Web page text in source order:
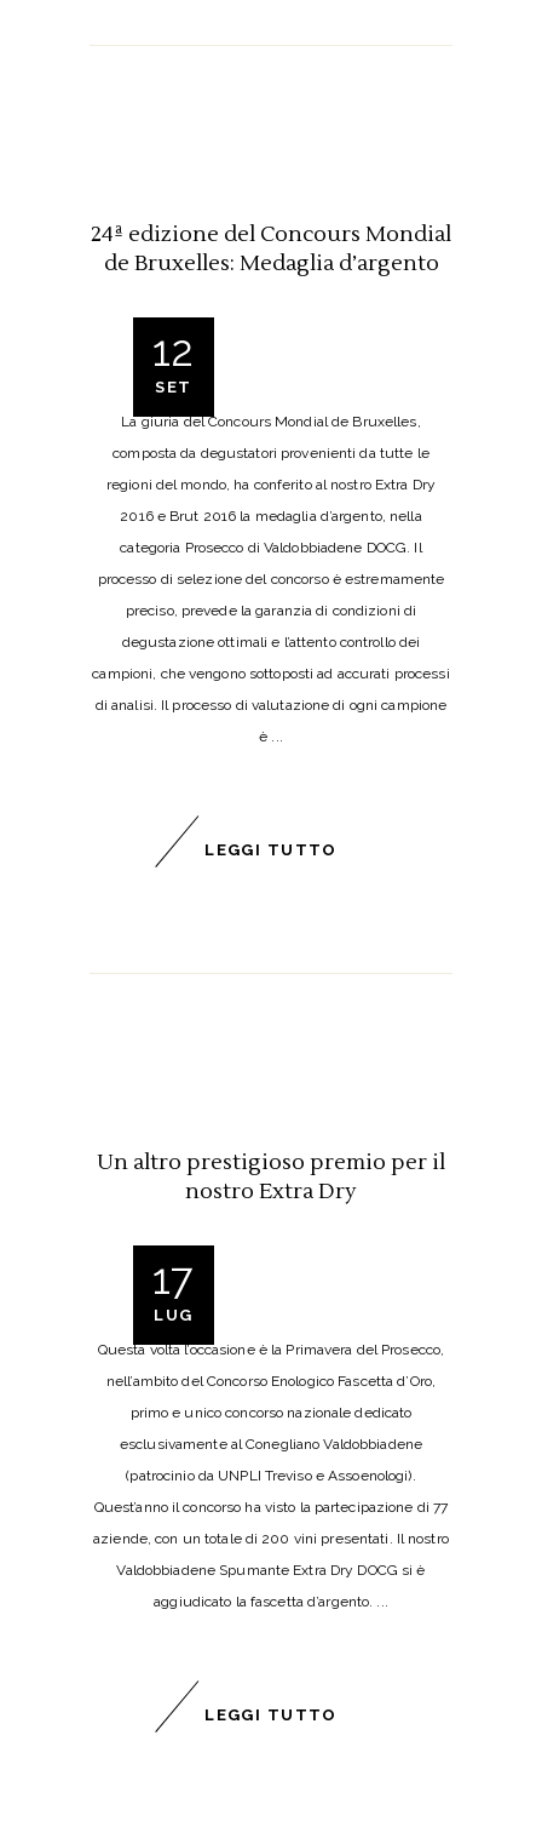
24ª edizione del Concours Mondial
de Bruxelles: Medaglia d’argento
12
SET
La giuria del Concours Mondial de Bruxelles,
composta da degustatori provenienti da tutte le
regioni del mondo, ha conferito al nostro Extra Dry
2016 e Brut 2016 la medaglia d’argento, nella
categoria Prosecco di Valdobbiadene DOCG. Il
processo di selezione del concorso è estremamente
preciso, prevede la garanzia di condizioni di
degustazione ottimali e l’attento controllo dei
campioni, che vengono sottoposti ad accurati processi
di analisi. Il processo di valutazione di ogni campione
è
LEGGI TUTTO
Un altro prestigioso premio per il
nostro Extra Dry
17
LUG
Questa volta l’occasione è la Primavera del Prosecco,
nell’ambito del Concorso Enologico Fascetta d’Oro,
primo e unico concorso nazionale dedicato
esclusivamente al Conegliano Valdobbiadene
(patrocinio da UNPLI Treviso e Assoenologi).
Quest’anno il concorso ha visto la partecipazione di 77
aziende, con un totale di 200 vini presentati. Il nostro
Valdobbiadene Spumante Extra Dry DOCG si è
aggiudicato la fascetta d’argento.
LEGGI TUTTO